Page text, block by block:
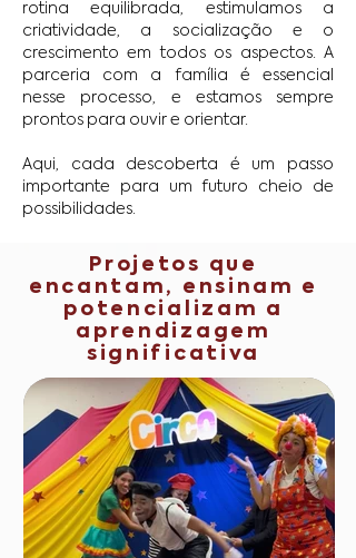
rotina equilibrada, estimulamos a
criatividade, a socialização e o
crescimento em todos os aspectos. A
parceria com a família é essencial
nesse processo, e estamos sempre
prontos para ouvir e orientar.
Aqui, cada descoberta é um passo
importante para um futuro cheio de
possibilidades.
Projetos que
encantam, ensinam e
potencializam a
aprendizagem
significativa